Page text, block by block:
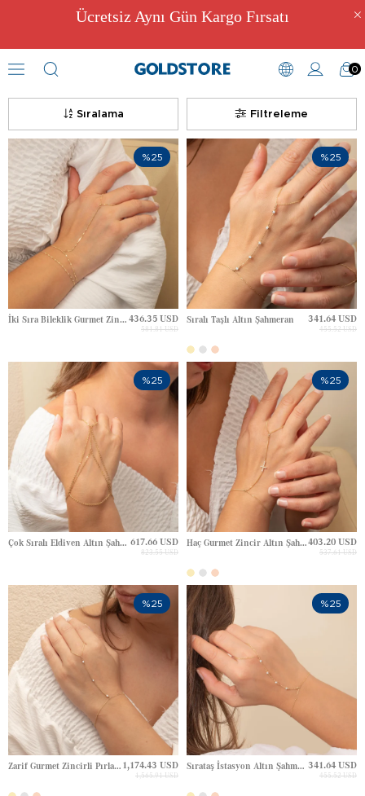
Ücretsiz Aynı Gün Kargo Fırsatı
0
Zincir Bileklikler
Filtreleme
Sıralama
İki Sıra Bileklik Gurmet Zincir Altın Şahmeran 436.35 USD
581.81 USD
%25
Sıralı Taşlı Altın Şahmeran 341.64 USD
455.52 USD
%25
Çok Sıralı Eldiven Altın Şahmeran 617.66 USD
823.55 USD
%25
Haç Gurmet Zincir Altın Şahmeran403.20 USD
537.61 USD
%25
Zarif Gurmet Zincirli Pırlanta Altın Şahmeran 1,174.43 USD
1,565.91 USD
%25
Sırataş İstasyon Altın Şahmeran 341.64 USD
455.52 USD
%25